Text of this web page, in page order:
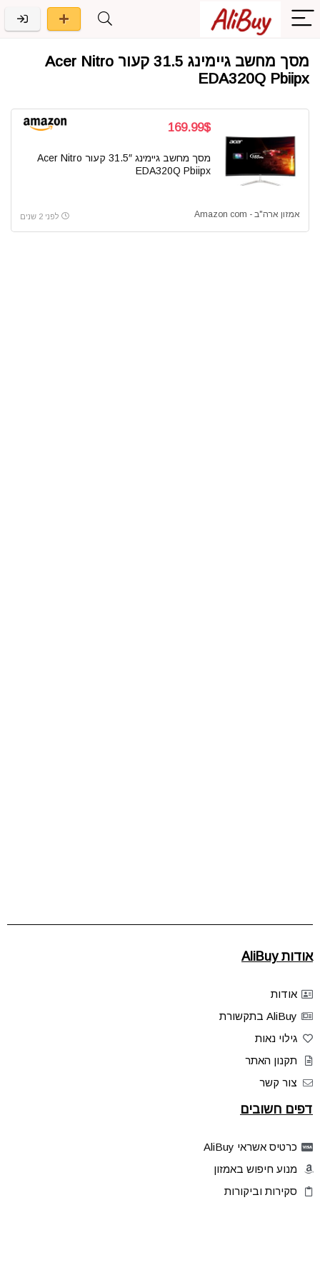
מסך מחשב גיימינג 31.5 קעור Acer Nitro
EDA320Q Pbiipx
169.99$
מסך מחשב גיימינג 31.5″ קעור Acer Nitro
EDA320Q Pbiipx
אמזון ארה"ב - Amazon com לפני 2 שנים
אודות AliBuy
אודות
AliBuy בתקשורת
גילוי נאות
תקנון האתר
צור קשר
דפים חשובים
כרטיס אשראי AliBuy
מנוע חיפוש באמזון
סקירות וביקורות